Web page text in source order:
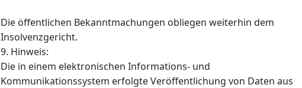
Die öffentlichen Bekanntmachungen obliegen weiterhin dem
Insolvenzgericht.
9. Hinweis:
Die in einem elektronischen Informations- und
Kommunikationssystem erfolgte Veröffentlichung von Daten aus